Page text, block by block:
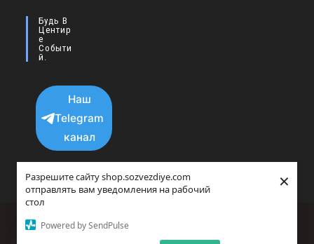
Разрешите сайту shop.sozvezdiye.com
отправлять вам уведомления на рабочий
стол
Powered by SendPulse
×
Будь В
Центир
Е
Событи
Й.
Наш
Telegram
канал
copyright © 2025 - 2026 Все права защищенны.Прайс-агрегатор